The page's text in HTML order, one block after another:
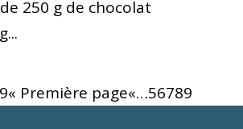
250 g de chocolat
« Première page«…56789